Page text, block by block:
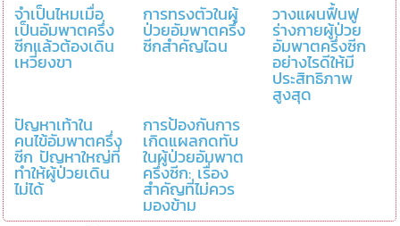
จำเป็นไหมเมื่อ
เป็นอัมพาตครึ่ง
ซีกแล้วต้องเดิน
เหวี่ยงขา
การทรงตัวในผู้
ป่วยอัมพาตครึ่ง
ซีกสำคัญไฉน
วางแผนฟื้นฟู
ร่างกายผู้ป่วย
อัมพาตครึ่งซีก
อย่างไรดีให้มี
ประสิทธิภาพ
สูงสุด
ปัญหาเท้าใน
คนไข้อัมพาตครึ่ง
ซีก ปัญหาใหญ่ที่
ทำให้ผู้ป่วยเดิน
ไม่ได้
การป้องกันการ
เกิดแผลกดทับ
ในผู้ป่วยอัมพาต
ครึ่งซีก: เรื่อง
สำคัญที่ไม่ควร
มองข้าม